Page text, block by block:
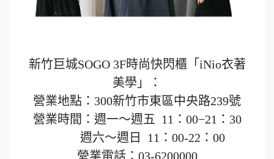
新竹巨城SOGO 3F時尚快閃櫃「iNio衣著
美學」：
營業地點：300新竹市東區中央路239號
營業時間：週一～週五 11：00−21：30
週六～週日 11：00-22：00
營業電話：03-6200000